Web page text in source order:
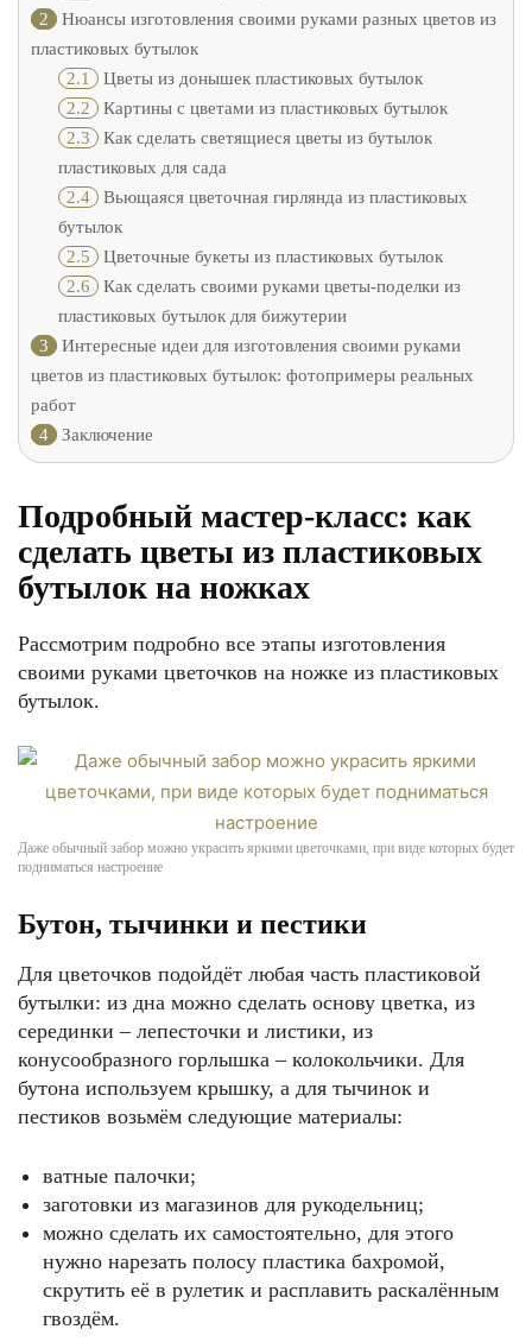
2
Нюансы изготовления своими руками разных цветов из
пластиковых бутылок
2.1 Цветы из донышек пластиковых бутылок
2.2 Картины с цветами из пластиковых бутылок
2.3 Как сделать светящиеся цветы из бутылок
пластиковых для сада
2.4 Вьющаяся цветочная гирлянда из пластиковых
бутылок
2.5 Цветочные букеты из пластиковых бутылок
2.6 Как сделать своими руками цветы-поделки из
пластиковых бутылок для бижутерии
3
Интересные идеи для изготовления своими руками
цветов из пластиковых бутылок: фотопримеры реальных
работ
4
Заключение
Подробный мастер-класс: как
сделать цветы из пластиковых
бутылок на ножках
Рассмотрим подробно все этапы изготовления
своими руками цветочков на ножке из пластиковых
бутылок.
Даже обычный забор можно украсить яркими цветочками, при виде которых будет
подниматься настроение
Бутон, тычинки и пестики
Для цветочков подойдёт любая часть пластиковой
бутылки: из дна можно сделать основу цветка, из
серединки – лепесточки и листики, из
конусообразного горлышка – колокольчики. Для
бутона используем крышку, а для тычинок и
пестиков возьмём следующие материалы:
ватные палочки;
заготовки из магазинов для рукодельниц;
можно сделать их самостоятельно, для этого
нужно нарезать полосу пластика бахромой,
скрутить её в рулетик и расплавить раскалённым
гвоздём.